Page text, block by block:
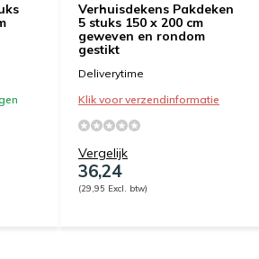
Verhuisdekens Pakdeken
5 stuks 150 x 200 cm
geweven en rondom
gestikt
Deliverytime
Klik voor verzendinformatie
Vergelijk
36,24
(29,95 Excl. btw)